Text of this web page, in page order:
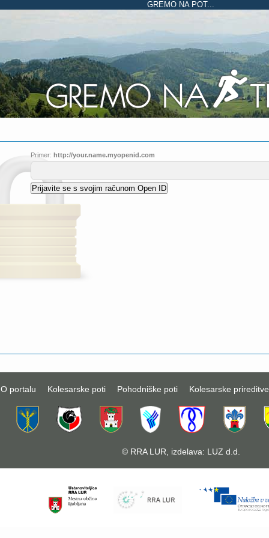
GREMO NA POT...
Primer: http://your.name.myopenid.com
O portalu Kolesarske poti Pohodniške poti Kolesarske prireditve
© RRA LUR , izdelava: LUZ d.d.